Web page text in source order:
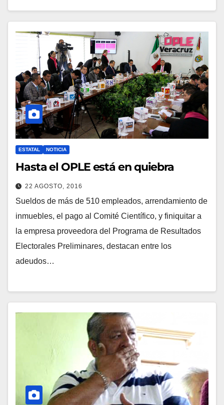
ESTATAL NOTICIA
Hasta el OPLE está en quiebra
22 AGOSTO, 2016
Sueldos de más de 510 empleados, arrendamiento de
inmuebles, el pago al Comité Científico, y finiquitar a
la empresa proveedora del Programa de Resultados
Electorales Preliminares, destacan entre los
adeudos…